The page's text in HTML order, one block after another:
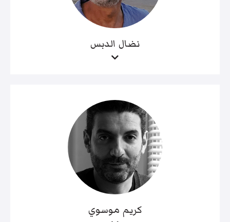
نضال الدبس
كريم موسوي